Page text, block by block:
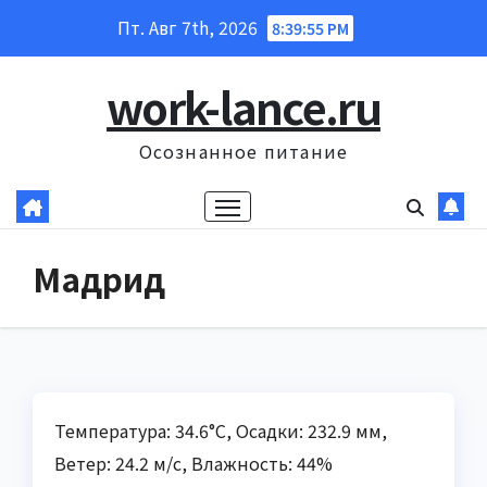
Пт. Авг 7th, 2026 8:39:56 PM
work-lance.ru
Осознанное питание
Мадрид
Температура: 34.6°C, Осадки: 232.9 мм,
Ветер: 24.2 м/с, Влажность: 44%